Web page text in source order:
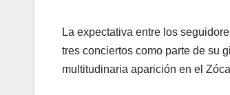
La expectativa entre los
tres conciertos como parte de su
multitudinaria aparición en el